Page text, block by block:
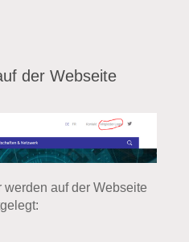
der Webseite
werden auf der Webseite